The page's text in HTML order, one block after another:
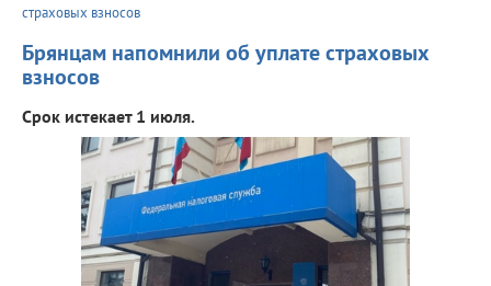
страховых взносов
Брянцам напомнили об уплате страховых
взносов
Срок истекает 1 июля.